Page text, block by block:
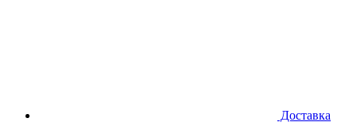
Доставка